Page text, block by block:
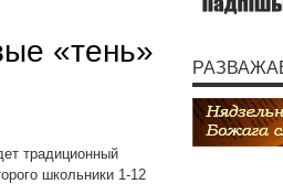
«тень»
традиционный
школьники 1-12